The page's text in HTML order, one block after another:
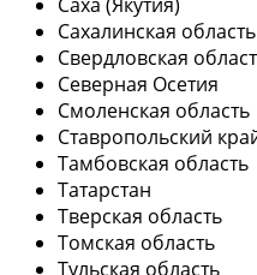
Сахалинская область
Свердловская
Северная Осетия
Смоленская область
Ставропольский
Тамбовская область
Татарстан
Тверская область
Томская область
Тульская область